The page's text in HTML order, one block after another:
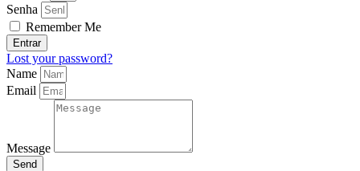
Senha
Remember Me
Entrar
Lost your password?
Name
Email
Message
Send